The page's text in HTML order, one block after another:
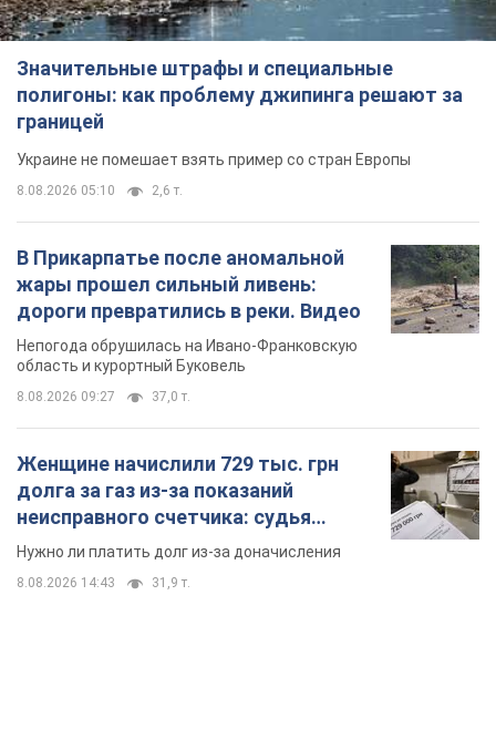
Значительные штрафы и специальные
полигоны: как проблему джипинга решают за
границей
Украине не помешает взять пример со стран Европы
8.08.2026 05:10 2,6 т.
В Прикарпатье после аномальной
жары прошел сильный ливень:
дороги превратились в реки. Видео
Непогода обрушилась на Ивано-Франковскую
область и курортный Буковель
8.08.2026 09:27 37,0 т.
Женщине начислили 729 тыс. грн
долга за газ из-за показаний
неисправного счетчика: судья
вынес неожиданное решение
Нужно ли платить долг из-за доначисления
8.08.2026 14:43 31,9 т.